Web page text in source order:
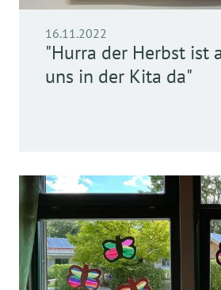
16.11.2022
"Hurra der Herbst ist
uns in der Kita da"